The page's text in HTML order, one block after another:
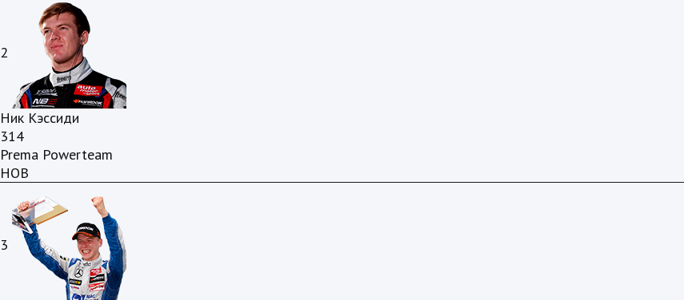
2
Ник Кэссиди
314
Prema Powerteam
НОВ
3